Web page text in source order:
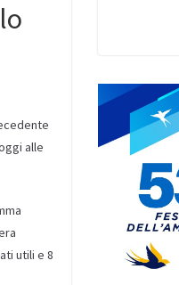
alle
utili e 8